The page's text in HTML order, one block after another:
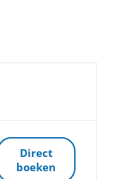
Direct
boeken